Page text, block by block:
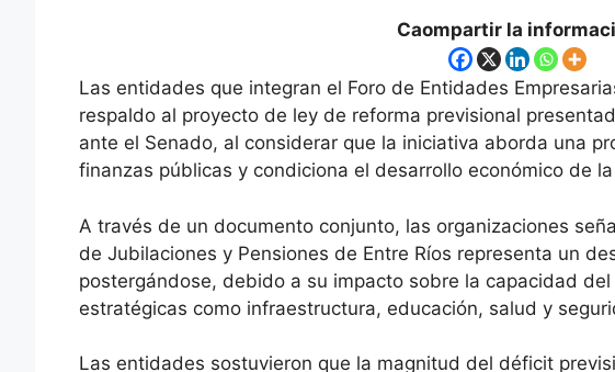
Caompartir la
Las entidades que integran el Foro de Entidades
respaldo al proyecto de ley de reforma previsional
ante el Senado, al considerar que la iniciativa aborda una
finanzas públicas y condiciona el desarrollo económico de
A través de un documento conjunto, las organizaciones
de Jubilaciones y Pensiones de Entre Ríos representa un
postergándose, debido a su impacto sobre la capacidad
estratégicas como infraestructura, educación, salud y
Las entidades sostuvieron que la magnitud del déficit